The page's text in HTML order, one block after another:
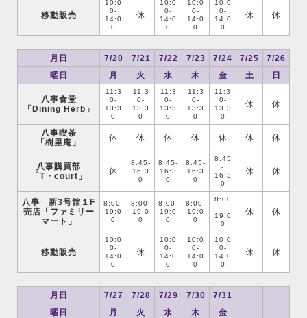
移動販売
10:0
0-
14:0
0
休
10:0
0-
14:0
0
10:0
0-
14:0
0
10:0
0-
14:0
0
休 休
月日 7/20 7/21 7/22 7/23 7/24 7/25
7/26
曜日
月 火 水 木 金 土 日
八事食堂
「Dining Herb」
11:3
0-
13:3
0
11:3
0-
13:3
0
11:3
0-
13:3
0
11:3
0-
13:3
0
11:3
0-
13:3
0
休 休
八事喫茶
「樹里庵」
休 休 休 休 休 休 休
八事購買部
「T・court」
休
8:45-
16:3
0
8:45-
16:3
0
8:45-
16:3
0
8:45
-
16:3
0
休 休
八事 新3号館１F
売店「ファミリー
マート」
8:00-
19:0
0
8:00-
19:0
0
8:00-
19:0
0
8:00-
19:0
0
8:00
-
19:0
0
休 休
移動販売
10:0
0-
14:0
0
休
10:0
0-
14:0
0
10:0
0-
14:0
0
10:0
0-
14:0
0
休 休
月日 7/27 7/28 7/29 7/30
7/31
曜日
月 火 水 木 金